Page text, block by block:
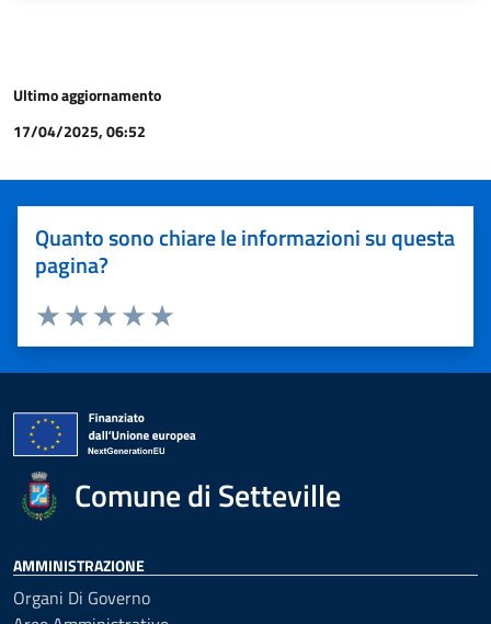
Ultimo aggiornamento
17/04/2025, 06:52
Quanto sono chiare le informazioni su questa
pagina?
Valuta 5 stelle su 5
Valuta 4 stelle su 5
Valuta 3 stelle su 5
Valuta 2 stelle su 5
Valuta 1 stelle su 5
Comune di Setteville
AMMINISTRAZIONE
Organi Di Governo